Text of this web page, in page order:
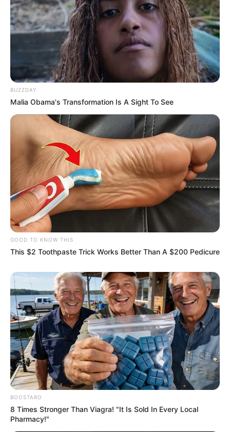
BUZZDAY
Malia Obama's Transformation Is A Sight To See
GOOD TO KNOW THIS
This $2 Toothpaste Trick Works Better Than A $200 Pedicure
BOOSTARO
8 Times Stronger Than Viagra! "It Is Sold In Every Local
Pharmacy!"